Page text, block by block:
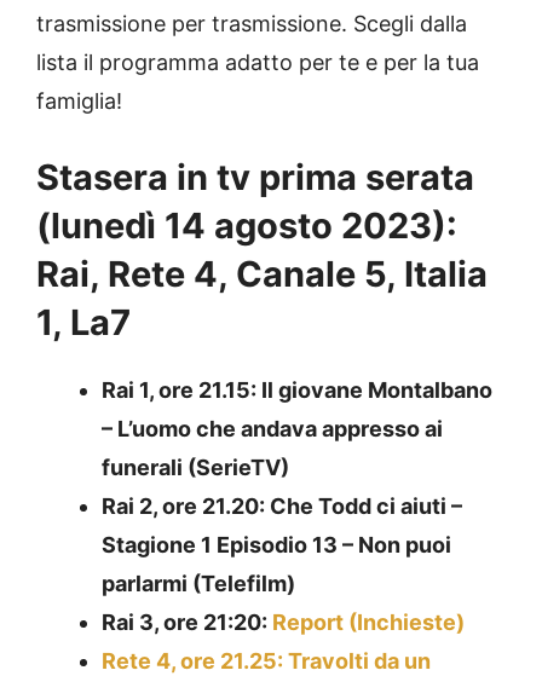
trasmissione per trasmissione. Scegli dalla
lista il programma adatto per te e per la tua
famiglia!
Stasera in tv prima serata
(lunedì 14 agosto 2023):
Rai, Rete 4, Canale 5, Italia
1, La7
Rai 1, ore 21.15: Il giovane Montalbano
– L’uomo che andava appresso ai
funerali (SerieTV)
Rai 2, ore 21.20: Che Todd ci aiuti –
Stagione 1 Episodio 13 – Non puoi
parlarmi (Telefilm)
Rai 3, ore 21:20: Report (Inchieste)
Rete 4, ore 21.25: Travolti da un